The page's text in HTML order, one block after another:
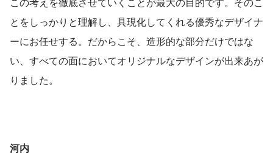
とをしっかりと理解し、具現化してくれる優秀なデザイナ
ーにお任せする。だからこそ、造形的な部分だけではな
い、すべての面においてオリジナルなデザインが出来あが
りました。
河内